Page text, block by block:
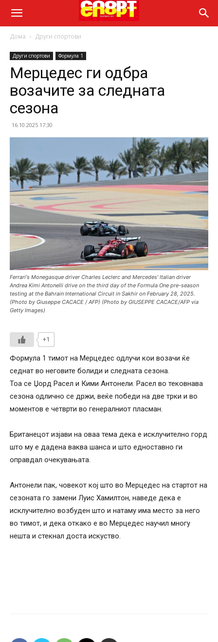
Дома Други спортови
Други спортови Формула 1
Мерцедес ги одбра
возачите за следната
сезона
16.10.2025 17:30
Ferrari's Monegasque driver Charles Leclerc and Mercedes' Italian driver
Andrea Kimi Antonelli drive on the third day of the Formula One pre-season
testing at the Bahrain International Circuit in Sakhir on February 28, 2025.
(Photo by Giuseppe CACACE / AFP) (Photo by GIUSEPPE CACACE/AFP via
Getty Images)
+1
Формула 1 тимот на Мерцедес одлучи кои возачи ќе
седнат во неговите болиди и следната сезона.
Тоа се Џорд Расел и Кими Антонели. Расел во тековнава
сезона одлично се држи, веќе победи на две трки и во
моментов е четврти во генералниот пласман.
Британецот изјави на оваа тема дека е исклучително горд
што му е дадена ваква шанса и што едноставно ги
оправдал очекувањата.
Антонели пак, човекот кој што во Мерцедес на стартот на
сезоната го замени Луис Хамилтон, наведе дека е
исклучително возбуден што и натаму има место за него
во тимот, и дека откако е во Мерцедес научил многу
нешта и стекнал доста искуство.